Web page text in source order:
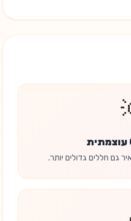
גם חללים גדולים יותר.